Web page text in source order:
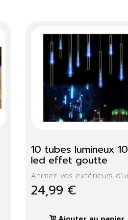
Boules de Noël x14
BOULES DE NOEL PP SET
14XDIA...
3,99 €